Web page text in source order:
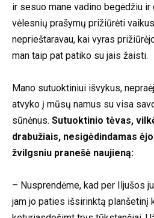
ir sesuo mane vadino begėdžiu
vėlesnių prašymų prižiūrėti
neprieštaravau, kai vyras
man taip pat patiko su jais žaisti.
Mano sutuoktiniui išvykus,
atvyko į mūsų namus su visa
sūnėnus. Sutuoktinio tėvas,
drabužiais, nesigėdindamas
žvilgsniu pranešė naujieną:
– Nusprendėme, kad per Iljušos
jam jo paties išsirinktą planšetinį